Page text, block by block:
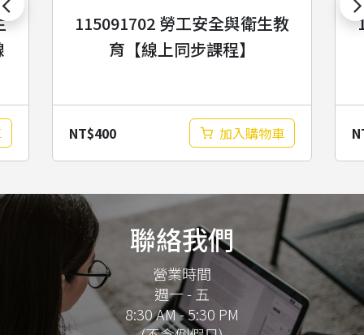
115091702 勞工安全與衛生教
育【線上同步課程】
NT$400 加入購物車
聯絡我們
營業時間
週一 - 五
8:30 AM - 5:30 PM